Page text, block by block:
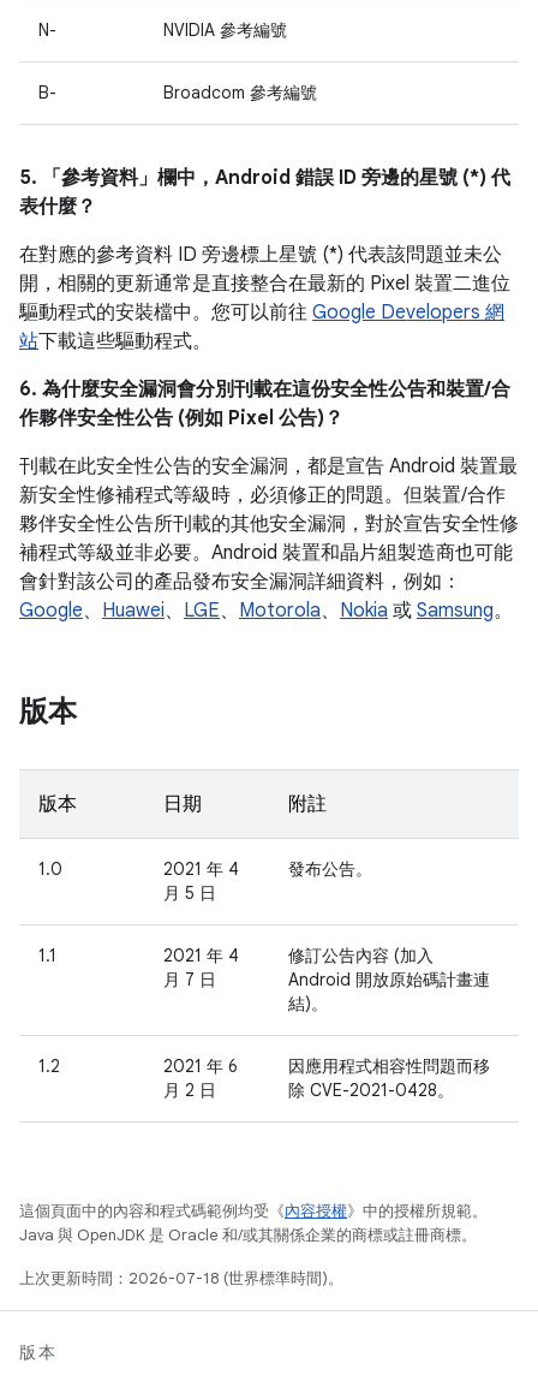
N- NVIDIA 參考編號
B- Broadcom 參考編號
5. 「參考資料」 欄中，Android 錯誤 ID 旁邊的星號 (*) 代
表什麼？
在對應的參考資料 ID 旁邊標上星號 (*) 代表該問題並未公
開，相關的更新通常是直接整合在最新的 Pixel 裝置二進位
驅動程式的安裝檔中。您可以前往 Google Developers 網
站下載這些驅動程式。
6. 為什麼安全漏洞會分別刊載在這份安全性公告和裝置/合
作夥伴安全性公告 (例如 Pixel 公告)？
刊載在此安全性公告的安全漏洞，都是宣告 Android 裝置最
新安全性修補程式等級時，必須修正的問題。但裝置/合作
夥伴安全性公告所刊載的其他安全漏洞，對於宣告安全性修
補程式等級並非必要。Android 裝置和晶片組製造商也可能
會針對該公司的產品發布安全漏洞詳細資料，例如：
Google、 Huawei、 LGE、 Motorola、 Nokia 或 Samsung。
版本
版本 日期 附註
1.0
2021 年 4
月 5 日
發布公告。
1.1
2021 年 4
月 7 日
修訂公告內容 (加入
Android 開放原始碼計畫連
結)。
1.2
2021 年 6
月 2 日
因應用程式相容性問題而移
除 CVE-2021-0428。
這個頁面中的內容和程式碼範例均受《內容授權》中的授權所規範。
Java 與 OpenJDK 是 Oracle 和/或其關係企業的商標或註冊商標。
上次更新時間：2026-07-18 (世界標準時間)。
版本